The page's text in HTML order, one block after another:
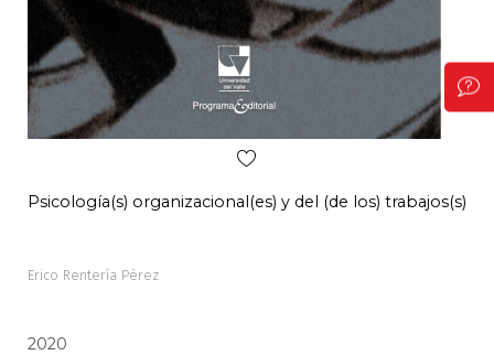
Psicología(s) organizacional(es) y del (de los) trabajos(s)
Erico Rentería Pérez
2020